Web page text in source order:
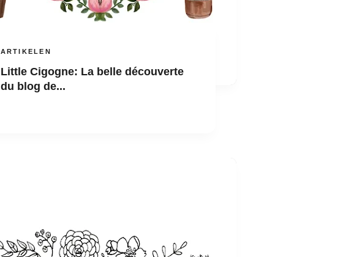
ARTIKELEN
Little Cigogne: La belle découverte
du blog de...